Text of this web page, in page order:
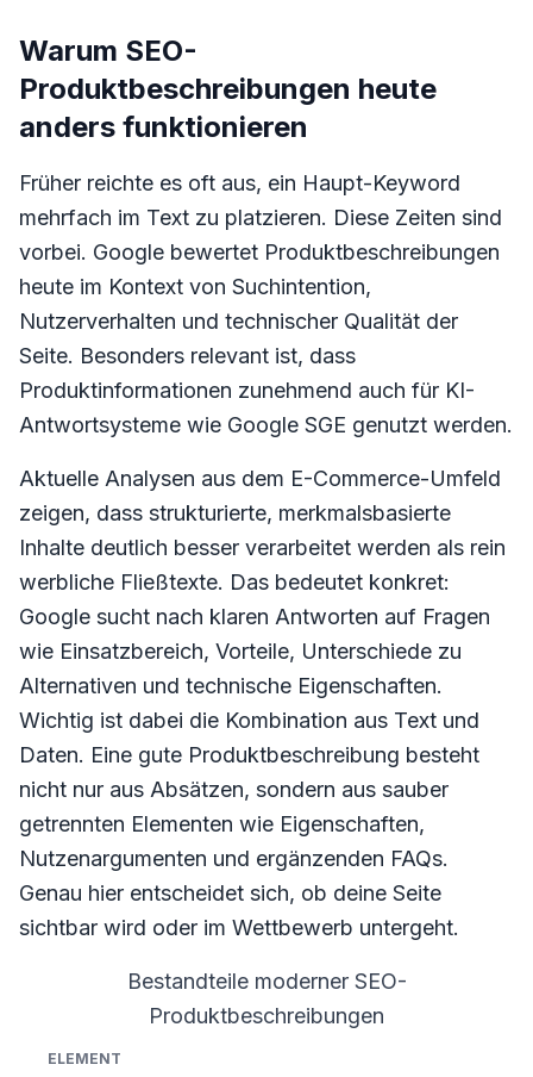
Warum SEO-
Produktbeschreibungen heute
anders funktionieren
Früher reichte es oft aus, ein Haupt-Keyword
mehrfach im Text zu platzieren. Diese Zeiten sind
vorbei. Google bewertet Produktbeschreibungen
heute im Kontext von Suchintention,
Nutzerverhalten und technischer Qualität der
Seite. Besonders relevant ist, dass
Produktinformationen zunehmend auch für KI-
Antwortsysteme wie Google SGE genutzt werden.
Aktuelle Analysen aus dem E-Commerce-Umfeld
zeigen, dass strukturierte, merkmalsbasierte
Inhalte deutlich besser verarbeitet werden als rein
werbliche Fließtexte. Das bedeutet konkret:
Google sucht nach klaren Antworten auf Fragen
wie Einsatzbereich, Vorteile, Unterschiede zu
Alternativen und technische Eigenschaften.
Wichtig ist dabei die Kombination aus Text und
Daten. Eine gute Produktbeschreibung besteht
nicht nur aus Absätzen, sondern aus sauber
getrennten Elementen wie Eigenschaften,
Nutzenargumenten und ergänzenden FAQs.
Genau hier entscheidet sich, ob deine Seite
sichtbar wird oder im Wettbewerb untergeht.
Bestandteile moderner SEO-
Produktbeschreibungen
ElementSEO-Nutzen